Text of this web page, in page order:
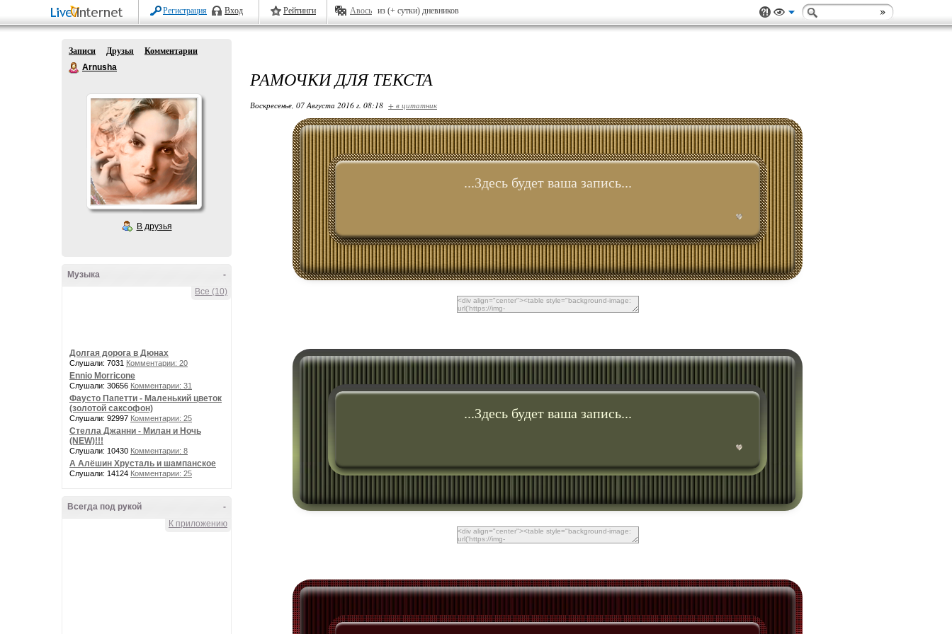
Регистрация Вход Рейтинги Авось из (+ сутки) дневников
Записи Друзья
Комментарии
Arnusha
В друзья
-
Музыка
Все (10)
Долгая дорога в Дюнах
Слушали: 7031 Комментарии: 20
Ennio Morricone
Слушали: 30656 Комментарии: 31
Фаусто Папетти - Маленький цветок
(золотой саксофон)
Слушали: 92997 Комментарии: 25
Стелла Джанни - Милан и Ночь
(NEW)!!!
Слушали: 10430 Комментарии: 8
А Алёшин Хрусталь и шампанское
Слушали: 14124 Комментарии: 25
-
Всегда под рукой
К приложению
РАМОЧКИ ДЛЯ ТЕКСТА
Воскресенье, 07 Августа 2016 г. 08:18 + в цитатник
...Здесь будет ваша запись...
...Здесь будет ваша запись...